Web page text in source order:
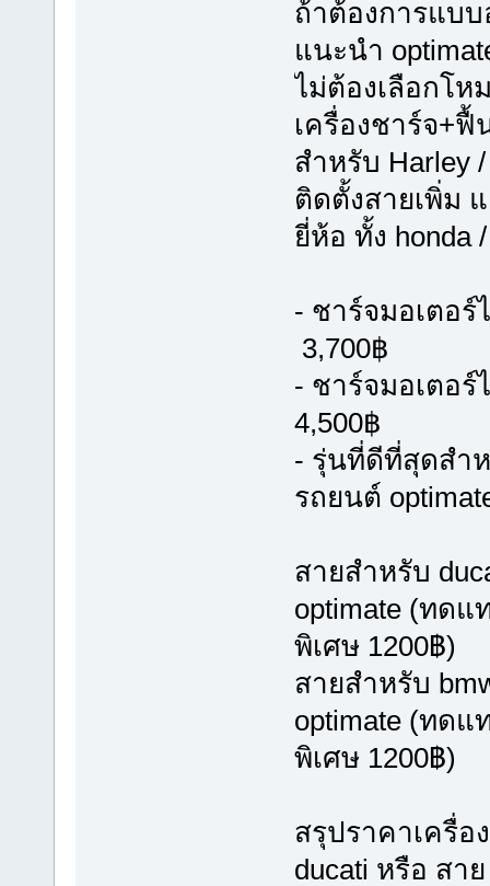
ถ้าต้องการแบบ
แนะนำ
ไม่ต้องเลือกโ
เครื่องชาร์จ+
สำหรับ Harley
ติดตั้งสายเพิ่ม
ยี่ห้อ ทั้ง honda
- ชาร์จมอเตอร์
3,700฿
- ชาร์จมอเตอ
4,500฿
- รุ่นที่ดีที่สุดสำ
รถยนต์
สายสำหรับ
optimate (ทดแ
พิเศษ 1200฿)
สายสำหรับ
optimate (ทดแ
พิเศษ 1200฿)
สรุปราคาเครื่อ
ducati หรือ สา